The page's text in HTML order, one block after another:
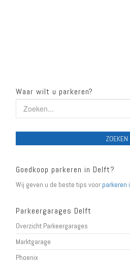
Waar wilt u parkeren?
ZOEKEN
Goedkoop parkeren in Delft?
Wij geven u de beste tips voor parkeren
Parkeergarages Delft
Overzicht Parkeergarages
Marktgarage
Phoenix